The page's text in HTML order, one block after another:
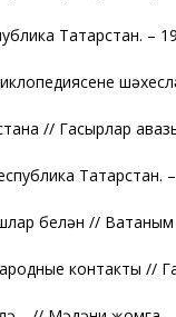
Татарстан. –
// Гасырлар
Татарстан.
белән // Ватаным
контакты //